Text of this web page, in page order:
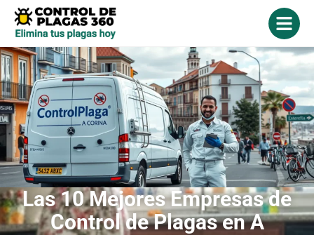
Las 10 Mejores Empresas de
Control de Plagas en A